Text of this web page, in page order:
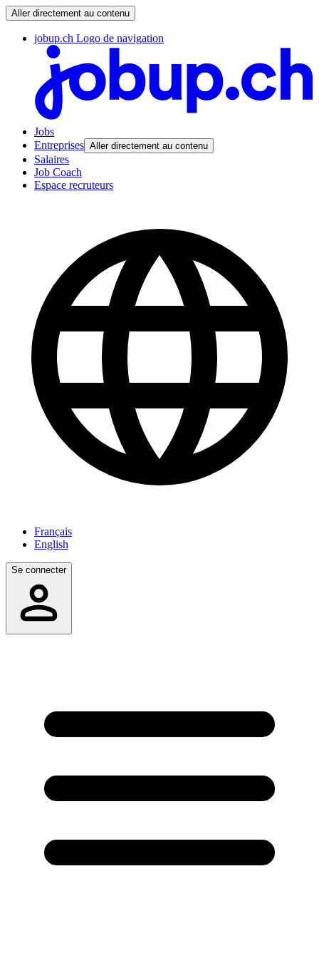
Aller directement au contenu
jobup.ch Logo de navigation
Jobs
Entreprises Aller directement au contenu
Salaires
Job Coach
Espace recruteurs
Français
English
Se connecter